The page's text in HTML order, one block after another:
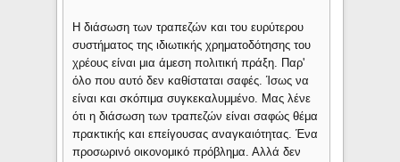
Η διάσωση των τραπεζών και του ευρύτερου
συστήματος της ιδιωτικής χρηματοδότησης του
χρέους είναι μια άμεση πολιτική πράξη. Παρ'
όλο που αυτό δεν καθίσταται σαφές. Ίσως να
είναι και σκόπιμα συγκεκαλυμμένο. Μας λένε
ότι η διάσωση των τραπεζών είναι σαφώς θέμα
πρακτικής και επείγουσας αναγκαιότητας. Ένα
προσωρινό οικονομικό πρόβλημα. Αλλά δεν